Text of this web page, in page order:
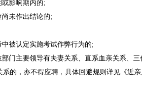
影响期内的;
未作出结论的;
被认定实施考试作弊行为的;
主要领导有夫妻关系、直系血亲关系、三
的，亦不得应聘，具体回避规则详见《近